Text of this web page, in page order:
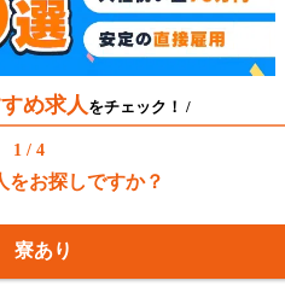
め求人をチェック！ /
1 / 4
をお探しですか？
寮あり